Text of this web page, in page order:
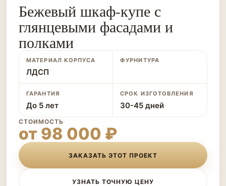
Бежевый шкаф-купе с
глянцевыми фасадами и
полками
МАТЕРИАЛ КОРПУСА
ЛДСП
ФУРНИТУРА
ГАРАНТИЯ
До 5 лет
СРОК ИЗГОТОВЛЕНИЯ
30-45 дней
СТОИМОСТЬ
от 98 000 ₽
ЗАКАЗАТЬ ЭТОТ ПРОЕКТ
УЗНАТЬ ТОЧНУЮ ЦЕНУ